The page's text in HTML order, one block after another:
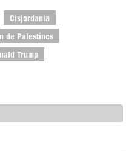
Cisjordania
de Palestinos
Trump